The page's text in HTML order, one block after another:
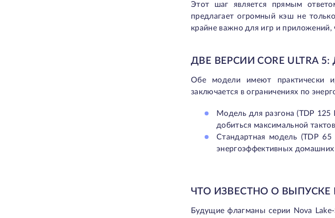
Этот шаг является прямым
предлагает огромный кэш не
крайне важно для игр и приложений,
ДВЕ ВЕРСИИ CORE ULTRA
Обе модели имеют практически
заключается в ограничениях по
Модель для разгона (TDP
добиться максимальной
Стандартная модель (TDP 65
энергоэффективных
ЧТО ИЗВЕСТНО О ВЫПУСКЕ
Будущие флагманы серии Nova